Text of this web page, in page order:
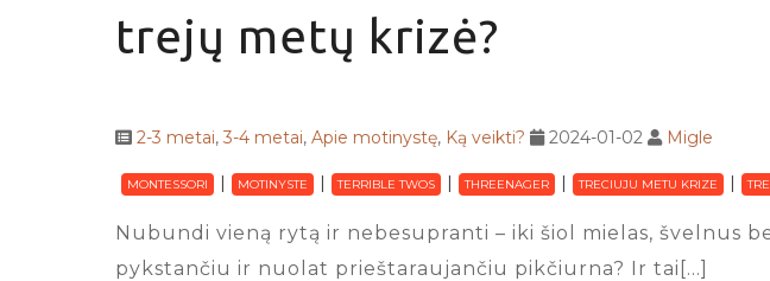
trejų metų krizė?
2-3 metai, 3-4 metai, Apie motinystę, Ką veikti? 2024-01-02 Migle
MONTESSORI MOTINYSTE TERRIBLE TWOS THREENAGER TRECIUJU METU KRIZE
Nubundi vieną rytą ir nebesupranti – iki šiol mielas, švelnus
pykstančiu ir nuolat prieštaraujančiu pikčiurna? Ir tai[…]